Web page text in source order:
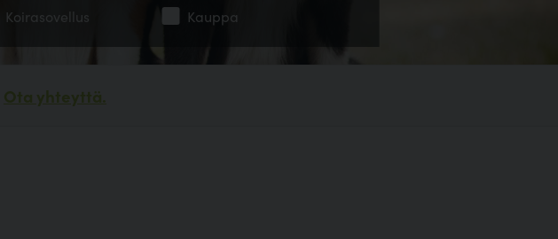
Koirasovellus
Kauppa
Ota yhteyttä.